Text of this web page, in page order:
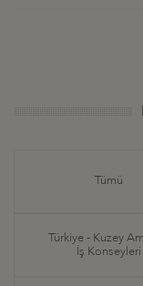
Tümü
Türkiye - Kuzey
İş Konseyleri